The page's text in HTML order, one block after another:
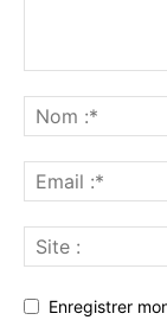
Enregistrer